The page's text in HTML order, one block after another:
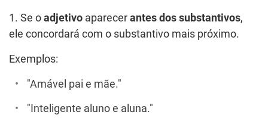
1. Se o adjetivo aparecer antes dos substantivos,
ele concordará com o substantivo mais próximo.
Exemplos:
"Amável pai e mãe."
"Inteligente aluno e aluna."